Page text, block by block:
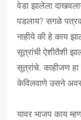
वेडा झालेला
पडलाय? सगळे
नाहीये की हे काय
सूत्रांची ऐशीतैशी
सूत्रांचे. काहीजण
केविलवाणे उसने
यावर भाजप काय